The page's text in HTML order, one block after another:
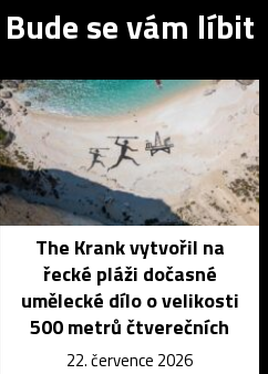
Bude se vám líbit
The Krank vytvořil na
řecké pláži dočasné
umělecké dílo o velikosti
500 metrů čtverečních
22. července 2026